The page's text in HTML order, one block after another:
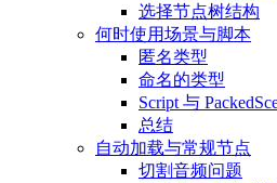
选择节点树结构
何时使用场景与脚本
匿名类型
命名的类型
Script 与
总结
自动加载与常规节点
切割音频问题